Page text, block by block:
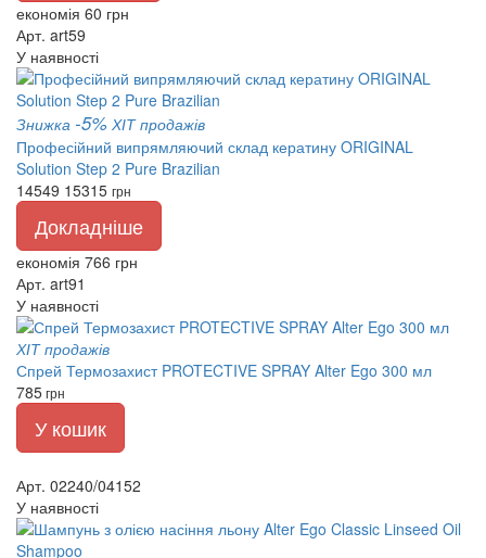
економія 60 грн
Арт. art59
У наявності
Знижка -5% ХІТ продажів
Професійний випрямляючий склад кератину ORIGINAL
Solution Step 2 Pure Brazilian
14549 15315 грн
Докладніше
економія 766 грн
Арт. art91
У наявності
ХІТ продажів
Спрей Термозахист PROTECTIVE SPRAY Alter Ego 300 мл
785грн
У кошик
Арт. 02240/04152
У наявності